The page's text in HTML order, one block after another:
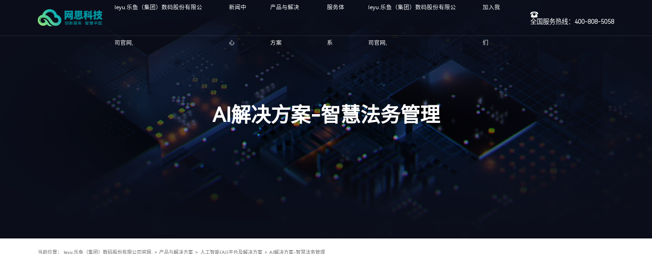
leyu.乐鱼（集团）数码股份有限公
司官网,
新闻中
心
产品与解决
方案
服务体
系
leyu.乐鱼（集团）数码股份有限公
司官网,
加入我
们
全国服务热线：400-808-5058
AI解决方案-智慧法务管理
当前位置： leyu.乐鱼（集团）数码股份有限公司官网, > 产品与解决方案 > 人工智能(AI)平台及解决方案 > AI解决方案-智慧法务管理